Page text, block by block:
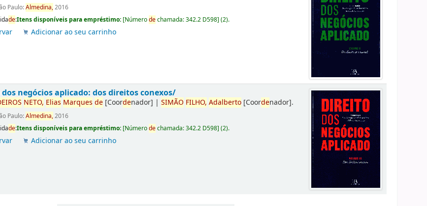
Paulo:Almedina,2016
de:Itens disponíveis para empréstimo: [Númerodechamada:342.2 D598](2).
Adicionar ao seu carrinho
negócios aplicado: dos direitos conexos/
IROS NETO, Elias Marques de [Coordenador] |SIMÃO FILHO, Adalberto [Coordenador].
Paulo:Almedina,2016
de:Itens disponíveis para empréstimo: [Númerodechamada:342.2 D598](2).
Adicionar ao seu carrinho